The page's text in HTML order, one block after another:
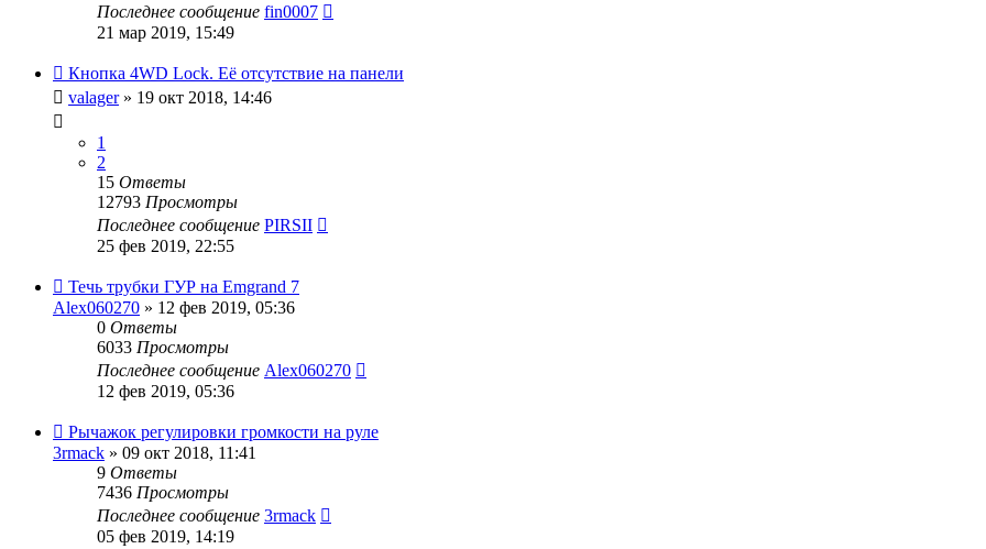
Последнее сообщение fin0007
21 мар 2019, 15:49
Кнопка 4WD Lock. Её отсутствие на панели
valager» 19 окт 2018, 14:46
1
2
15 Ответы
12793 Просмотры
Последнее сообщение PIRSII
25 фев 2019, 22:55
Течь трубки ГУР на Emgrand 7
Alex060270 » 12 фев 2019, 05:36
0 Ответы
6033 Просмотры
Последнее сообщение Alex060270
12 фев 2019, 05:36
Рычажок регулировки громкости на руле
3rmack » 09 окт 2018, 11:41
9 Ответы
7436 Просмотры
Последнее сообщение 3rmack
05 фев 2019, 14:19